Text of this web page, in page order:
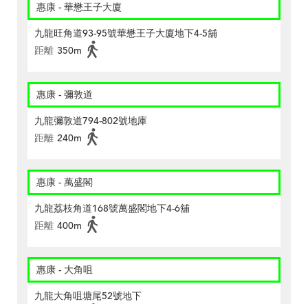
惠康 - 華懋王子大廈
九龍旺角道93-95號華懋王子大廈地下4-5舖
距離 350m
惠康 - 彌敦道
九龍彌敦道794-802號地庫
距離 240m
惠康 - 萬盛閣
九龍荔枝角道168號萬盛閣地下4-6舖
距離 400m
惠康 - 大角咀
九龍大角咀塘尾52號地下